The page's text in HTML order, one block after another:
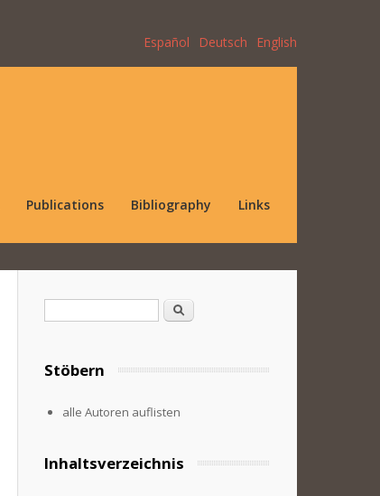
Español Deutsch English
Publications Bibliography Links
Search
Stöbern
alle Autoren auflisten
Inhaltsverzeichnis